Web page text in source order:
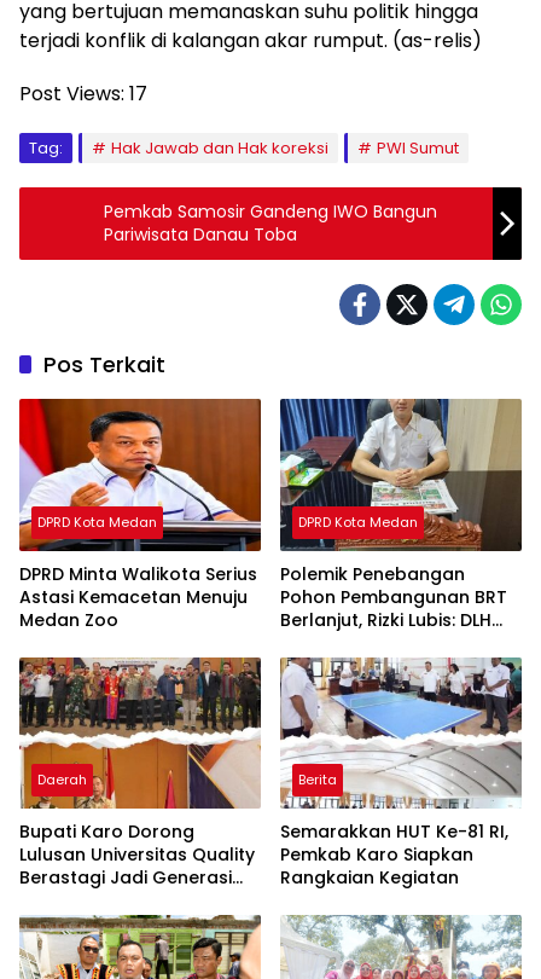
yang bertujuan memanaskan suhu politik hingga
terjadi konflik di kalangan akar rumput. (as-relis)
Post Views: 17
Tag: Hak Jawab dan Hak koreksi PWI Sumut
Pemkab Samosir Gandeng IWO Bangun
Pariwisata Danau Toba
Pos Terkait
DPRD Kota Medan
DPRD Minta Walikota Serius
Astasi Kemacetan Menuju
Medan Zoo
DPRD Kota Medan
Polemik Penebangan
Pohon Pembangunan BRT
Berlanjut, Rizki Lubis: DLH
Badan
Daerah
Bupati Karo Dorong
Lulusan Universitas Quality
Berastagi Jadi Generasi
Berita
Semarakkan HUT Ke-81 RI,
Pemkab Karo Siapkan
Rangkaian Kegiatan